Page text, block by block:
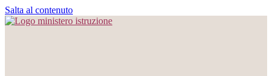
Salta al contenuto